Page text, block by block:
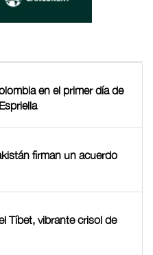
en el primer día de
firman un acuerdo
Tíbet, vibrante crisol de